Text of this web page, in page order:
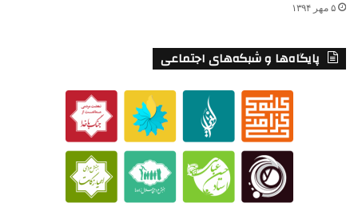
۵ مهر ۱۳۹۴
پایگاه‌ها و شبکه‌های اجتماعی